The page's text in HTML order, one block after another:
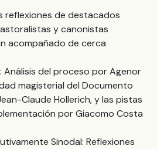
reflexiones de destacados
y canonistas
acompañado de cerca
Análisis del proceso por Agenor
magisterial del Documento
Claude Hollerich, y las pistas
por Giacomo Costa
Sinodal: Reflexiones